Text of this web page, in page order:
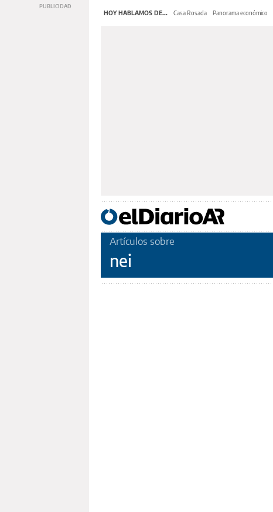
HOY HABLAMOS DE... Casa Rosada Panorama económico
Artículos sobre
nei